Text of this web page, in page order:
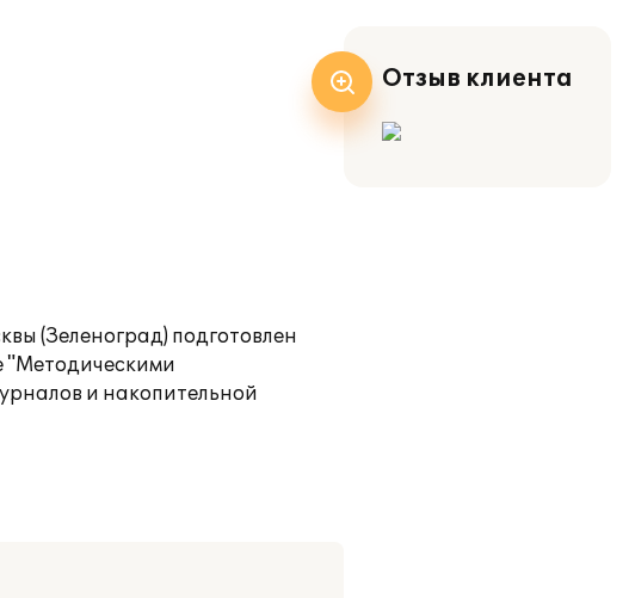
(Зеленоград) подготовлен
"Методическими
и накопительной
Отзыв клиента